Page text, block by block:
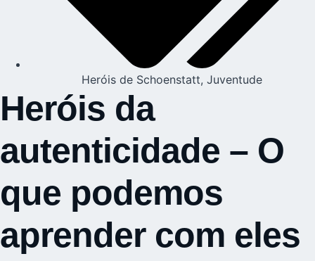
Heróis de Schoenstatt, Juventude
Heróis da
autenticidade – O
que podemos
aprender com eles